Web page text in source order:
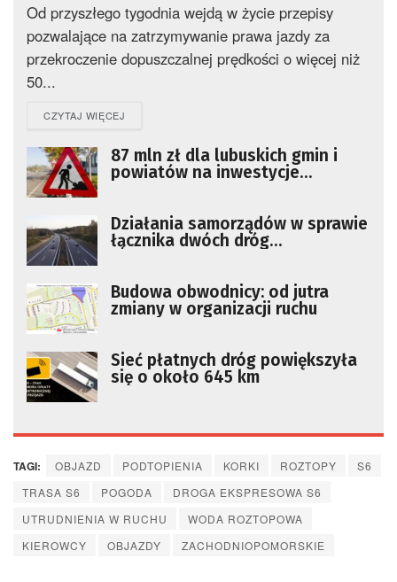
Od przyszłego tygodnia wejdą w życie przepisy
pozwalające na zatrzymywanie prawa jazdy za
przekroczenie dopuszczalnej prędkości o więcej niż
50...
CZYTAJ WIĘCEJ
87 mln zł dla lubuskich gmin i
powiatów na inwestycje
Działania samorządów w sprawie
łącznika dwóch dróg
Budowa obwodnicy: od jutra
zmiany w organizacji ruchu
Sieć płatnych dróg powiększyła
się o około 645 km
TAGI: OBJAZD PODTOPIENIA KORKI ROZTOPY
S6
TRASA S6
POGODA
DROGA EKSPRESOWA S6
UTRUDNIENIA W RUCHU
WODA ROZTOPOWA
KIEROWCY
OBJAZDY ZACHODNIOPOMORSKIE